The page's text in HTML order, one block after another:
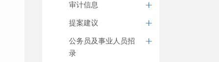
审计信息
提案建议
公务员及事业人员招
录